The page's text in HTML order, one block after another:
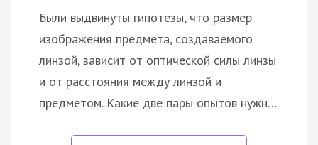
Были выдвинуты гипотезы, что размер
изображения предмета, создаваемого
линзой, зависит от оптической силы линзы
и от расстояния между линзой и
предметом. Какие две пары опытов нужн…